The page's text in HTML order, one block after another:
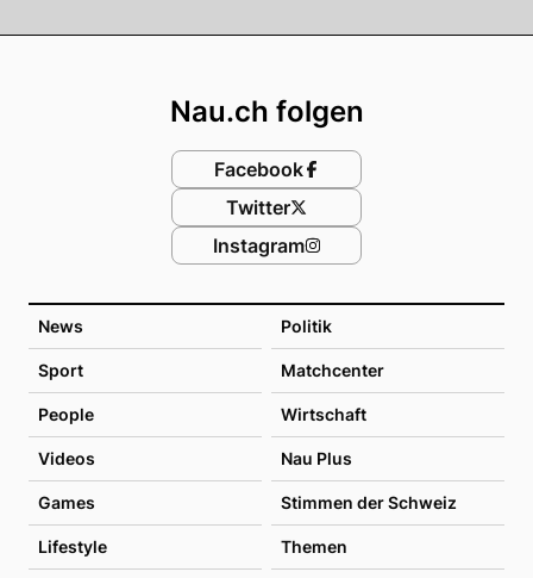
News Politik
Sport Matchcenter
People Wirtschaft
Videos Nau Plus
Games Stimmen der Schweiz
Lifestyle Themen
Nau.ch folgen
Facebook
Twitter
Instagram